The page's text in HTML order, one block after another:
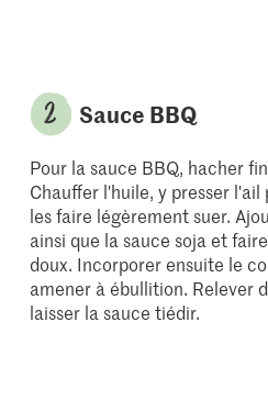
Sauce BBQ
Pour la sauce BBQ, hacher
Chauffer l'huile, y presser
les faire légèrement suer.
ainsi que la sauce soja et
doux. Incorporer ensuite le
amener à ébullition. Relever
laisser la sauce tiédir.